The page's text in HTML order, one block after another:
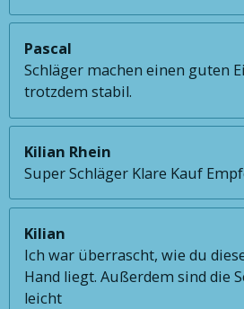
Pascal
Schläger machen einen guten
trotzdem stabil.
Kilian Rhein
Super Schläger Klare Kauf
Kilian
Ich war überrascht, wie du
Hand liegt. Außerdem sind die
leicht